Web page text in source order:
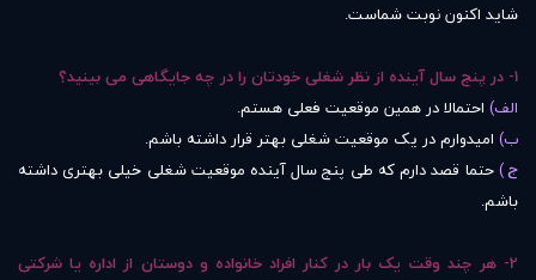
شاید اکنون نوبت شماست.
1- در پنج سال آینده از نظر شغلی خودتان را در چه جایگاهی می بینید؟
الف) احتمالا در همین موقعیت فعلی هستم.
ب) امیدوارم در یک موقعیت شغلی بهتر قرار داشته باشم.
ج )حتما قصد دارم که طی پنج سال آینده موقعیت شغلی خیلی بهتری داشته
باشم.
2- هر چند وقت یک بار در کنار افراد خانواده و دوستان از اداره یا شرکتی